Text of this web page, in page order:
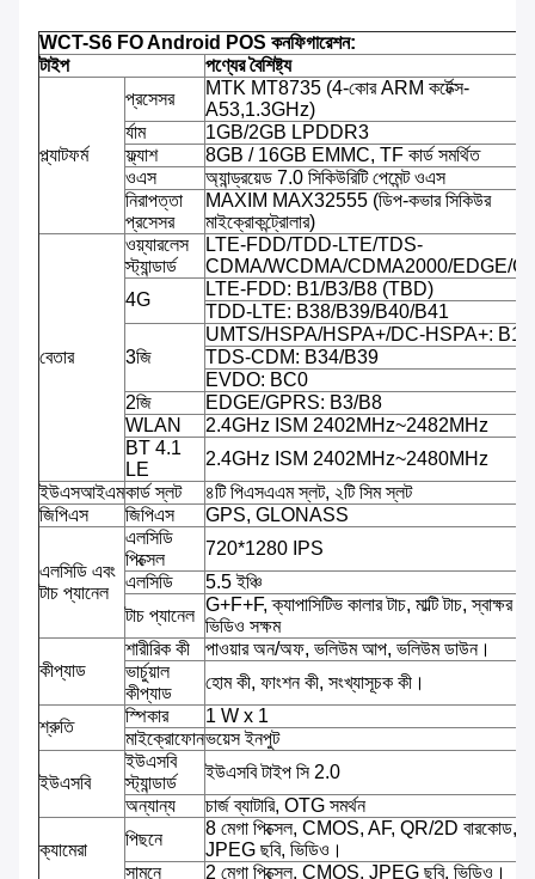
WCT-S6 FO Android POS কনফিগারেশন:
টাইপ
পণ্যের বৈশিষ্ট্য
প্ল্যাটফর্ম
প্রসেসর
MTK MT8735 (4-কোর ARM কর্টেক্স-
A53,1.3GHz)
র্যাম
1GB/2GB LPDDR3
ফ্ল্যাশ
8GB / 16GB EMMC, TF কার্ড সমর্থিত
ওএস
অ্যান্ড্রয়েড 7.0 সিকিউরিটি পেমেন্ট ওএস
নিরাপত্তা
প্রসেসর
MAXIM MAX32555 (ডিপ-কভার সিকিউর
মাইক্রোকন্ট্রোলার)
বেতার
ওয়্যারলেস
স্ট্যান্ডার্ড
LTE-FDD/TDD-LTE/TDS-
CDMA/WCDMA/CDMA2000/EDGE/
4G
LTE-FDD: B1/B3/B8 (TBD)
TDD-LTE: B38/B39/B40/B41
3জি
UMTS/HSPA/HSPA+/DC-HSPA+: B1/
TDS-CDM: B34/B39
EVDO: BC0
2জি
EDGE/GPRS: B3/B8
WLAN
2.4GHz ISM 2402MHz~2482MHz
BT 4.1
LE
2.4GHz ISM 2402MHz~2480MHz
ইউএসআইএমকার্ড স্লট
৪টি পিএসএএম স্লট, ২টি সিম স্লট
জিপিএস
জিপিএস GPS, GLONASS
এলসিডি এবং
টাচ প্যানেল
এলসিডি
পিক্সেল
720*1280 IPS
এলসিডি
5.5 ইঞ্চি
টাচ প্যানেল
G+F+F, ক্যাপাসিটিভ কালার টাচ, মাল্টি টাচ, স্বাক্ষর
ভিডিও সক্ষম
কীপ্যাড
শারীরিক কী
পাওয়ার অন/অফ, ভলিউম আপ, ভলিউম ডাউন।
ভার্চুয়াল
কীপ্যাড
হোম কী, ফাংশন কী, সংখ্যাসূচক কী।
শ্রুতি
স্পিকার
1 W x 1
মাইক্রোফোনভয়েস ইনপুট
ইউএসবি
ইউএসবি
স্ট্যান্ডার্ড
ইউএসবি টাইপ সি 2.0
অন্যান্য
চার্জ ব্যাটারি, OTG সমর্থন
ক্যামেরা
পিছনে
8 মেগা পিক্সেল, CMOS, AF, QR/2D বারকোড,
JPEG ছবি, ভিডিও।
সামনে
2 মেগা পিক্সেল, CMOS, JPEG ছবি, ভিডিও।